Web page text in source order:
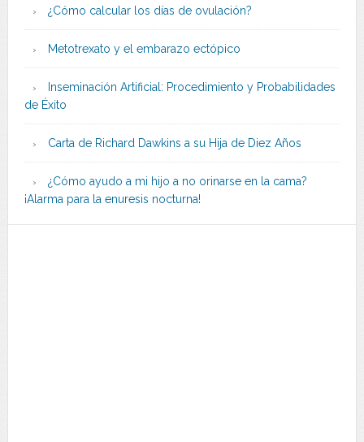
¿Cómo calcular los días de ovulación?
Metotrexato y el embarazo ectópico
Inseminación Artificial: Procedimiento y Probabilidades
de Éxito
Carta de Richard Dawkins a su Hija de Diez Años
¿Cómo ayudo a mi hijo a no orinarse en la cama?
¡Alarma para la enuresis nocturna!